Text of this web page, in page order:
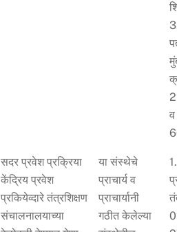
सदर प्रवेश प्रक्रिया
केंद्रिय प्रवेश
प्रकियेव्दारे तंत्रशिक्षण
संचालनालयाच्या
या संस्थेचे
प्राचार्य व
प्राचार्यानी
गठीत केलेल्या